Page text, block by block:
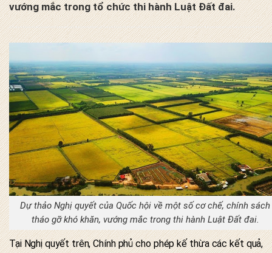
vướng mắc trong tổ chức thi hành Luật Đất đai.
Dự thảo Nghị quyết của Quốc hội về một số cơ chế, chính sách
tháo gỡ khó khăn, vướng mắc trong thi hành Luật Đất đai.
Tại Nghị quyết trên, Chính phủ cho phép kế thừa các kết quả,